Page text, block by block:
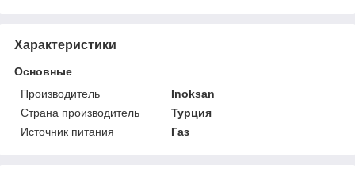
Характеристики
Основные
Производитель
Inoksan
Страна производитель
Турция
Источник питания
Газ